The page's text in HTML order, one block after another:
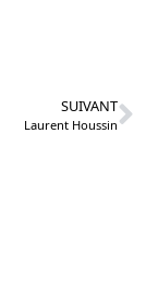
SUIVANT
Laurent Houssin